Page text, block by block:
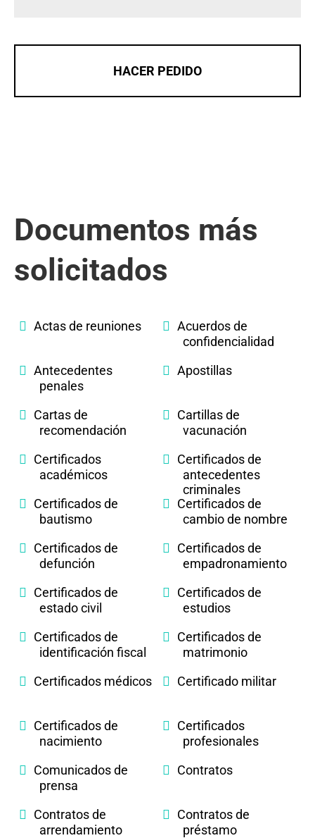
HACER PEDIDO
Documentos más
solicitados
Actas de reuniones
Acuerdos de
confidencialidad
Antecedentes
penales
Apostillas
Cartas de
recomendación
Cartillas de
vacunación
Certificados
académicos
Certificados de
antecedentes
criminales
Certificados de
bautismo
Certificados de
cambio de nombre
Certificados de
defunción
Certificados de
empadronamiento
Certificados de
estado civil
Certificados de
estudios
Certificados de
identificación fiscal
Certificados de
matrimonio
Certificados médicos
Certificado militar
Certificados de
nacimiento
Certificados
profesionales
Comunicados de
prensa
Contratos
Contratos de
arrendamiento
Contratos de
préstamo